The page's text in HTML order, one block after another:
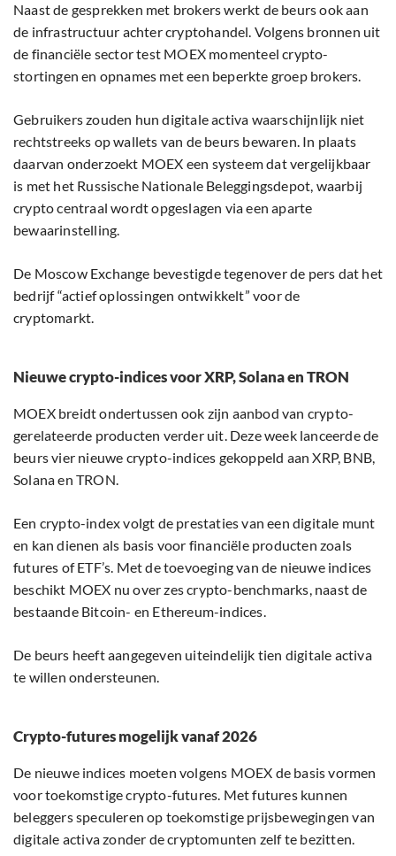
Naast de gesprekken met brokers werkt de beurs ook aan
de infrastructuur achter cryptohandel. Volgens bronnen uit
de financiële sector test MOEX momenteel crypto-
stortingen en opnames met een beperkte groep brokers.
Gebruikers zouden hun digitale activa waarschijnlijk niet
rechtstreeks op wallets van de beurs bewaren. In plaats
daarvan onderzoekt MOEX een systeem dat vergelijkbaar
is met het Russische Nationale Beleggingsdepot, waarbij
crypto centraal wordt opgeslagen via een aparte
bewaarinstelling.
De Moscow Exchange bevestigde tegenover de pers dat het
bedrijf “actief oplossingen ontwikkelt” voor de
cryptomarkt.
Nieuwe crypto-indices voor XRP, Solana en TRON
MOEX breidt ondertussen ook zijn aanbod van crypto-
gerelateerde producten verder uit. Deze week lanceerde de
beurs vier nieuwe crypto-indices gekoppeld aan XRP, BNB,
Solana en TRON.
Een crypto-index volgt de prestaties van een digitale munt
en kan dienen als basis voor financiële producten zoals
futures of ETF’s. Met de toevoeging van de nieuwe indices
beschikt MOEX nu over zes crypto-benchmarks, naast de
bestaande Bitcoin- en Ethereum-indices.
De beurs heeft aangegeven uiteindelijk tien digitale activa
te willen ondersteunen.
Crypto-futures mogelijk vanaf 2026
De nieuwe indices moeten volgens MOEX de basis vormen
voor toekomstige crypto-futures. Met futures kunnen
beleggers speculeren op toekomstige prijsbewegingen van
digitale activa zonder de cryptomunten zelf te bezitten.